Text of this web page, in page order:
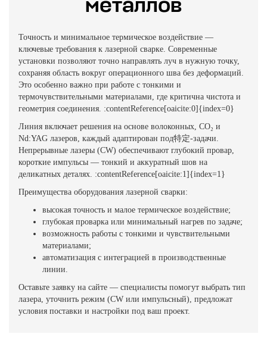
металлов
Точность и минимальное термическое воздействие —
ключевые требования к лазерной сварке. Современные
установки позволяют точно направлять луч в нужную точку,
сохраняя область вокруг операционного шва без деформаций.
Это особенно важно при работе с тонкими и
термочувствительными материалами, где критична чистота и
геометрия соединения. :contentReference[oaicite:0]{index=0}
Линия включает решения на основе волоконных, CO₂ и
Nd:YAG лазеров, каждый адаптирован под特定-задачи.
Непрерывные лазеры (CW) обеспечивают глубокий провар,
короткие импульсы — тонкий и аккуратный шов на
деликатных деталях. :contentReference[oaicite:1]{index=1}
Преимущества оборудования лазерной сварки:
высокая точность и малое термическое воздействие;
глубокая проварка или минимальный нагрев по задаче;
возможность работы с тонкими и чувствительными
материалами;
автоматизация с интеграцией в производственные
линии.
Оставьте заявку на сайте — специалисты помогут выбрать тип
лазера, уточнить режим (CW или импульсный), предложат
условия поставки и настройки под ваш проект.